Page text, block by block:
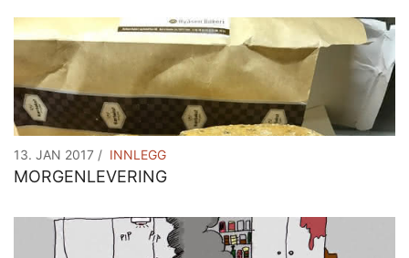
13. JAN 2017 INNLEGG
MORGENLEVERING